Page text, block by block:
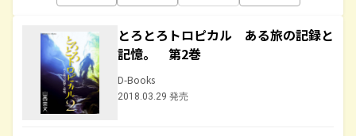
とろとろトロピカル ある旅の記録と
記憶。 第2巻
D-Books
2018.03.29 発売